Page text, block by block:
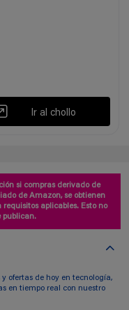
Ir al chollo
si compras derivado de
de Amazon, se obtienen
aplicables. Esto no
publican.
ofertas de hoy en tecnología,
en tiempo real con nuestro